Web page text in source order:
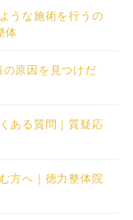
うな施術を行うの
体
原因を見つけだ
ある質問｜質疑応
方へ｜徳力整体院